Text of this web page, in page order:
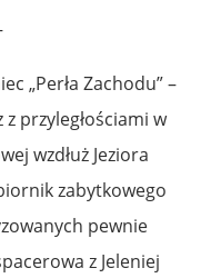
„Perła Zachodu” –
przyległościami w
wzdłuż Jeziora
zabytkowego
pewnie
z Jeleniej